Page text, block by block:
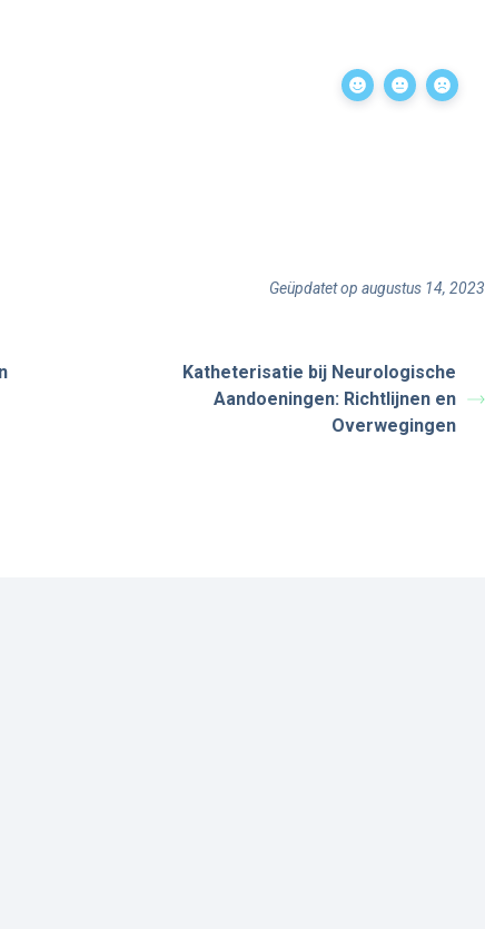
Geüpdatet op augustus 14, 2023
Katheterisatie bij Neurologische
Aandoeningen: Richtlijnen en
Overwegingen